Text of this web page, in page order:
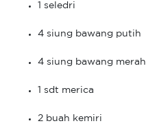
1 seledri
4 siung bawang putih
4 siung bawang merah
1 sdt merica
2 buah kemiri